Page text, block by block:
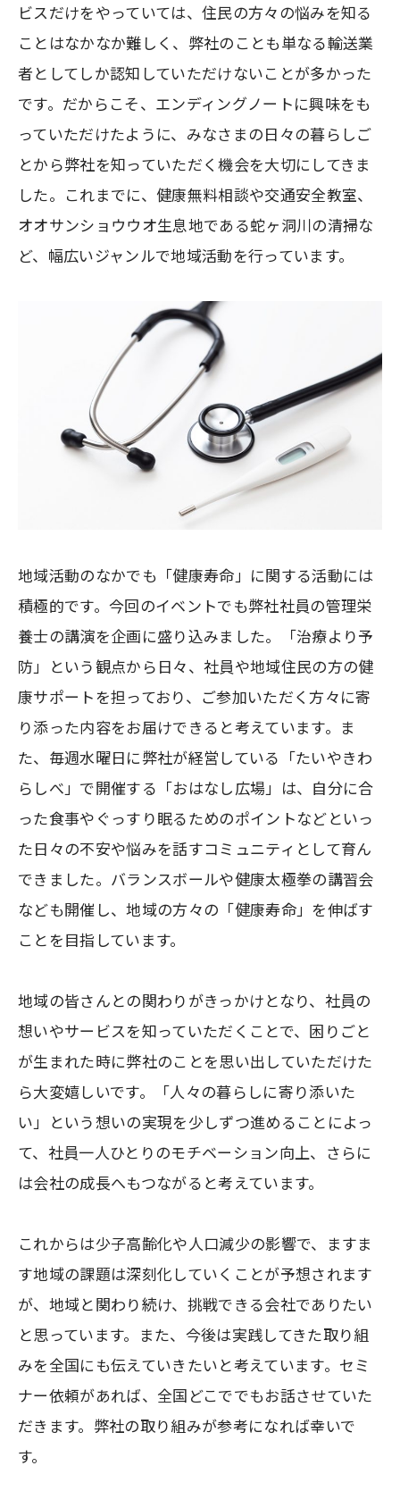
ビスだけをやっていては、住民の方々の悩みを知る
ことはなかなか難しく、弊社のことも単なる輸送業
者としてしか認知していただけないことが多かった
です。だからこそ、エンディングノートに興味をも
っていただけたように、みなさまの日々の暮らしご
とから弊社を知っていただく機会を大切にしてきま
した。これまでに、健康無料相談や交通安全教室、
オオサンショウウオ生息地である蛇ヶ洞川の清掃な
ど、幅広いジャンルで地域活動を行っています。
地域活動のなかでも「健康寿命」に関する活動には
積極的です。今回のイベントでも弊社社員の管理栄
養士の講演を企画に盛り込みました。「治療より予
防」という観点から日々、社員や地域住民の方の健
康サポートを担っており、ご参加いただく方々に寄
り添った内容をお届けできると考えています。ま
た、毎週水曜日に弊社が経営している「たいやきわ
らしべ」で開催する 「おはなし広場」は、自分に合
った食事やぐっすり眠るためのポイントなどといっ
た日々の不安や悩みを話すコミュニティとして育ん
できました。バランスボールや健康太極拳の講習会
なども開催し、地域の方々の「健康寿命」を伸ばす
ことを目指しています。
地域の皆さんとの関わりがきっかけとなり、社員の
想いやサービスを知っていただくことで、困りごと
が生まれた時に弊社のことを思い出していただけた
ら大変嬉しいです。「人々の暮らしに寄り添いた
い」という想いの実現を少しずつ進めることによっ
て、社員一人ひとりのモチベーション向上、さらに
は会社の成長へもつながると考えています。
これからは少子高齢化や人口減少の影響で、ますま
す地域の課題は深刻化していくことが予想されます
が、地域と関わり続け、挑戦できる会社でありたい
と思っています。また、今後は実践してきた取り組
みを全国にも伝えていきたいと考えています。セミ
ナー依頼があれば、全国どこででもお話させていた
だきます。弊社の取り組みが参考になれば幸いで
す。